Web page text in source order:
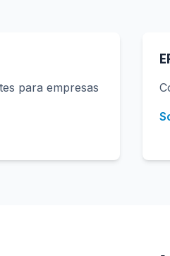
para empresas